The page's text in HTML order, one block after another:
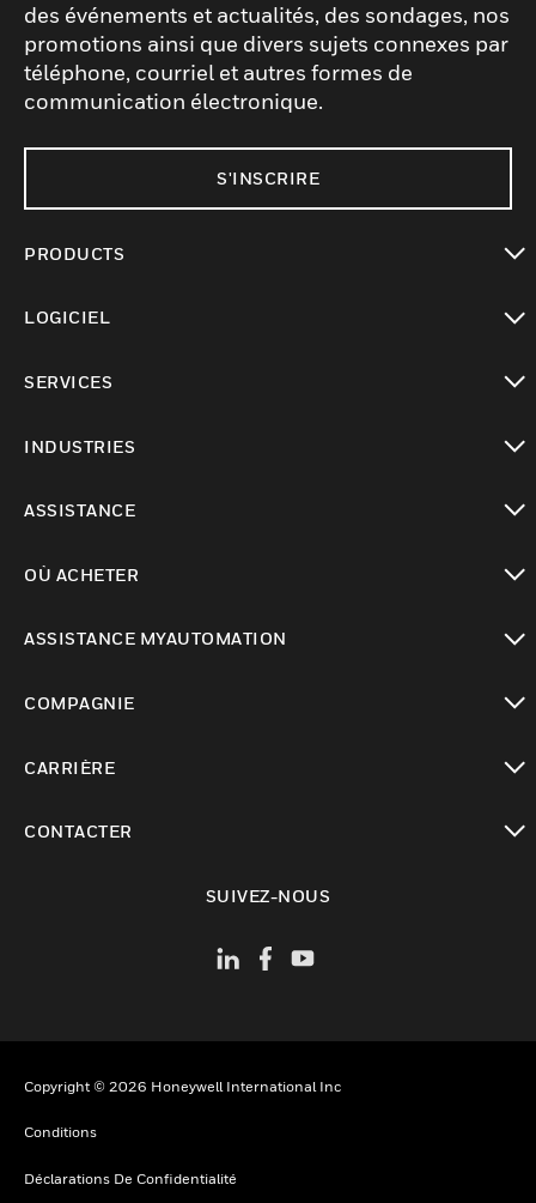
des événements et actualités, des sondages, nos
promotions ainsi que divers sujets connexes par
téléphone, courriel et autres formes de
communication électronique.
S'INSCRIRE
PRODUCTS
LOGICIEL
SERVICES
INDUSTRIES
ASSISTANCE
OÙ ACHETER
ASSISTANCE MYAUTOMATION
COMPAGNIE
CARRIÈRE
CONTACTER
SUIVEZ-NOUS
Copyright © 2026 Honeywell International Inc
Conditions
Déclarations De Confidentialité